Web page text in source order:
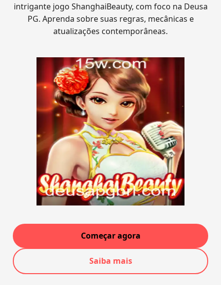
intrigante jogo ShanghaiBeauty, com foco na Deusa
PG. Aprenda sobre suas regras, mecânicas e
atualizações contemporâneas.
Começar agora
Saiba mais